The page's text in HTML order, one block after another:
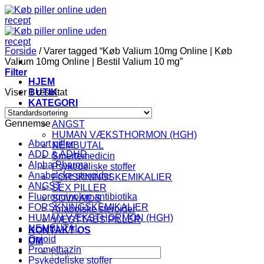
Fortsæt
til
indhold
HJEM
BUTIK
KATEGORI
ADD & ADHD
ANGST
HUMAN VÆKSTHORMON (HGH)
NEMBUTAL
Smertemedicin
Psykedeliske stoffer
FORSKNINGSKEMIKALIER
SEX PILLER
SOVA AIDS
Anabolske steroider
VÆGTTABS PILLER
KONTAKT OS
OM
Søg
efter:
Forside /Varer tagged “Køb Valium 10mg Online | Køb
Valium 10mg Online | Bestil Valium 10 mg”
Filter
Viser 1 resultat
Gennemse
Abort piller
ADD & ADHD
Alpha Pharma
Anabolske steroider
ANGST
Fluoroquinolon antibiotika
FORSKNINGSKEMIKALIER
HUMAN VÆKSTHORMON (HGH)
NEMBUTAL
Opioid
Promethazin
Psykedeliske stoffer